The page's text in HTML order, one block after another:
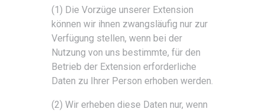
(1) Die Vorzüge unserer Extension
können wir ihnen zwangsläufig nur zur
Verfügung stellen, wenn bei der
Nutzung von uns bestimmte, für den
Betrieb der Extension erforderliche
Daten zu Ihrer Person erhoben werden.
(2) Wir erheben diese Daten nur, wenn